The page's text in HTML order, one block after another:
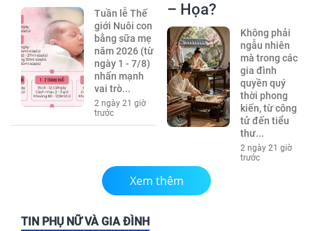
Tuần lễ Thế
giới Nuôi con
bằng sữa mẹ
năm 2026 (từ
ngày 1 - 7/8)
nhấn mạnh
vai trò...
2 ngày 21 giờ
trước
– Họa?
Không phải
ngẫu nhiên
mà trong các
gia đình
quyền quý
thời phong
kiến, từ công
tử đến tiểu
thư...
2 ngày 21 giờ
trước
Xem thêm
TIN PHỤ NỮ VÀ GIA ĐÌNH